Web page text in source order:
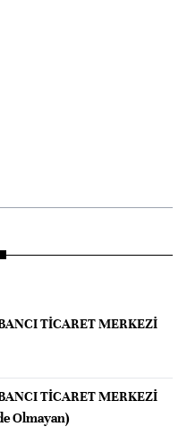
TİCARET MERKEZİ
TİCARET MERKEZİ
Olmayan)